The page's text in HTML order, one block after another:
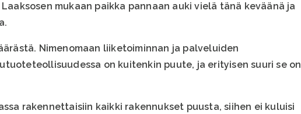
mukaan paikka pannaan auki vielä tänä keväänä ja
Nimenomaan liiketoiminnan ja palveluiden
on kuitenkin puute, ja erityisen suuri se on
rakennettaisiin kaikki rakennukset puusta, siihen ei kuluisi